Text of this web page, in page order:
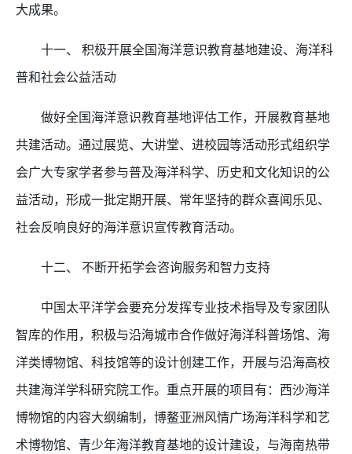
大成果。
十一、 积极开展全国海洋意识教育基地建设、海洋科
普和社会公益活动
做好全国海洋意识教育基地评估工作，开展教育基地
共建活动。通过展览、大讲堂、进校园等活动形式组织学
会广大专家学者参与普及海洋科学、历史和文化知识的公
益活动，形成一批定期开展、常年坚持的群众喜闻乐见、
社会反响良好的海洋意识宣传教育活动。
十二、 不断开拓学会咨询服务和智力支持
中国太平洋学会要充分发挥专业技术指导及专家团队
智库的作用，积极与沿海城市合作做好海洋科普场馆、海
洋类博物馆、科技馆等的设计创建工作，开展与沿海高校
共建海洋学科研究院工作。重点开展的项目有：西沙海洋
博物馆的内容大纲编制，博鳌亚洲风情广场海洋科学和艺
术博物馆、青少年海洋教育基地的设计建设，与海南热带